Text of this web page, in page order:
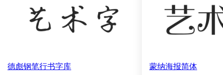
德彪钢笔行书字库 蒙纳海报简体